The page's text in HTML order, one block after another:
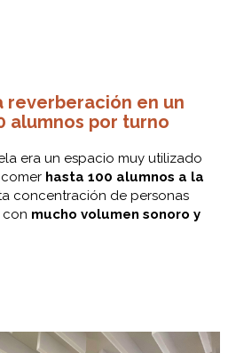
reverberación en un
alumnos por turno
era un espacio muy utilizado
hasta 100 alumnos a la
concentración de personas
con mucho volumen sonoro y